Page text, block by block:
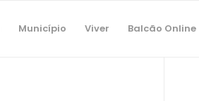
Município Viver Balcão Online